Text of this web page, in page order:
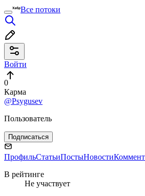
Все потоки
Войти
0
Карма
@Psygusev
Пользователь
Подписаться
ПрофильСтатьиПостыНовости
В рейтинге
Не участвует